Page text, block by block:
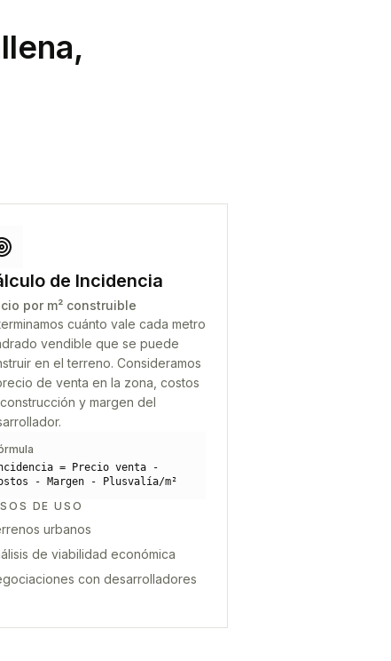
de Incidencia
por m² construible
cuánto vale cada metro
vendible que se puede
en el terreno. Consideramos
de venta en la zona, costos
y margen del
= Precio venta -
- Margen - Plusvalía/m²
DE USO
urbanos
de viabilidad económica
con desarrolladores